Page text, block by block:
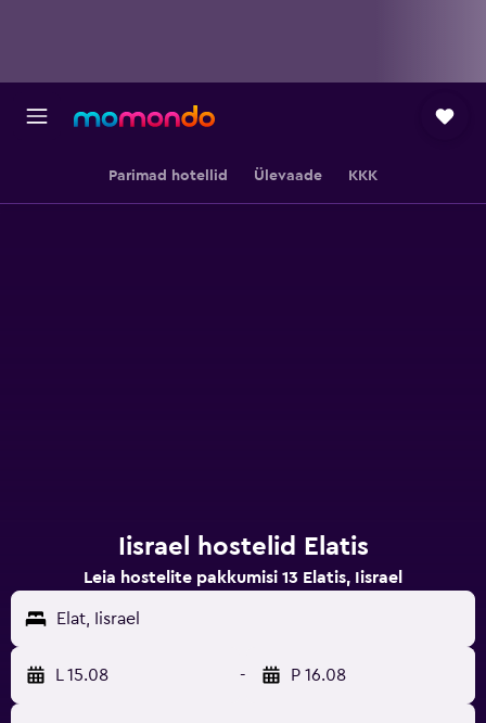
Parimad hotellid Ülevaade KKK
Iisrael hostelid Elatis
Leia hostelite pakkumisi 13 Elatis, Iisrael
Elat, Iisrael
L 15.08 - P 16.08